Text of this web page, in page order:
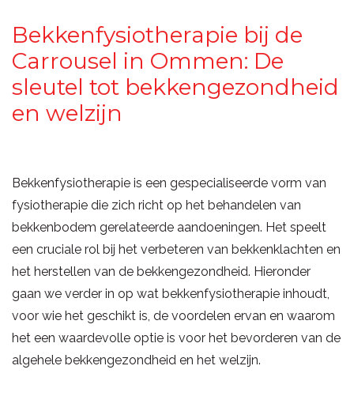
Bekkenfysiotherapie bij de
Carrousel in Ommen: De
sleutel tot bekkengezondheid
en welzijn
Bekkenfysiotherapie is een gespecialiseerde vorm van
fysiotherapie die zich richt op het behandelen van
bekkenbodem gerelateerde aandoeningen. Het speelt
een cruciale rol bij het verbeteren van bekkenklachten en
het herstellen van de bekkengezondheid. Hieronder
gaan we verder in op wat bekkenfysiotherapie inhoudt,
voor wie het geschikt is, de voordelen ervan en waarom
het een waardevolle optie is voor het bevorderen van de
algehele bekkengezondheid en het welzijn.